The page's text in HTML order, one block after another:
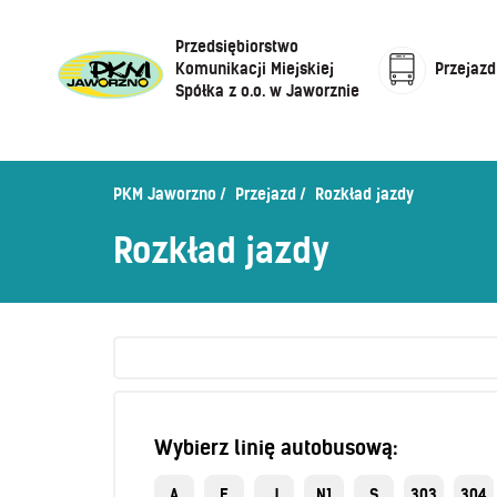
Przedsiębiorstwo
Komunikacji Miejskiej
Spółka z o.o. w Jaworznie
Przejazd
Rozkład jazdy
Zaplanuj podróż –
Sprzedaż biletów u kierowców
PKM Jaworzno Przejazd Rozkład jazdy
Rozkład jazdy
Wybierz linię autobusową: